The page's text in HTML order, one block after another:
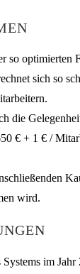
so optimierten
sich so
die
€ + 1 € /
wird.
im